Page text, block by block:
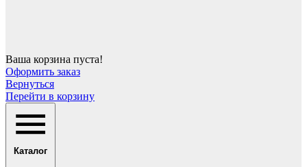
Ваша корзина пуста!
Оформить заказ
Вернуться
Перейти в корзину
Каталог